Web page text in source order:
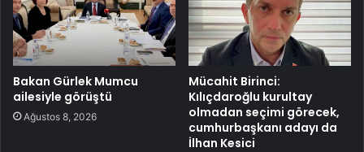
Bakan Gürlek Mumcu
ailesiyle görüştü
Ağustos 8, 2026
Mücahit Birinci:
Kılıçdaroğlu kurultay
olmadan seçimi görecek,
cumhurbaşkanı adayı da
İlhan Kesici